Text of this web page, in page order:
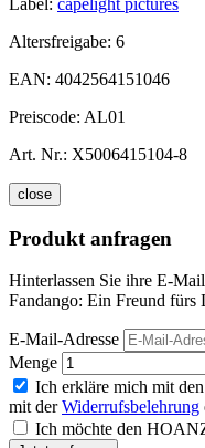
Label: capelight pictures
Altersfreigabe: 6
EAN: 4042564151046
Preiscode: AL01
Art. Nr.: X5006415104-8
close
Produkt anfragen
Hinterlassen Sie ihre E-
Fandango: Ein Freund fürs
E-Mail-Adresse
Menge
Ich erkläre mich mit den
mit derWiderrufsbelehrung
Ich möchte den